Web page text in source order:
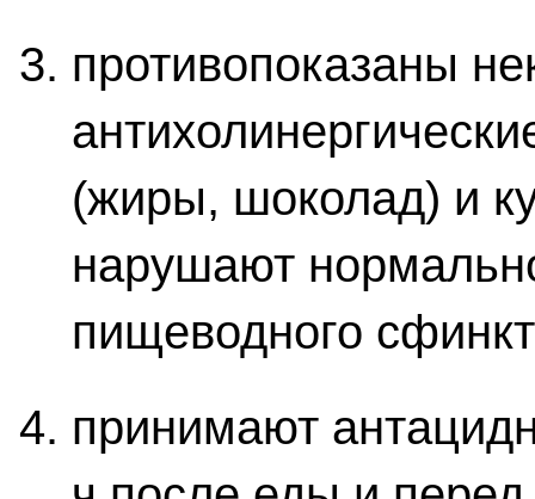
противопоказаны
(жиры, шоколад) и
нарушают
пищеводного
принимают